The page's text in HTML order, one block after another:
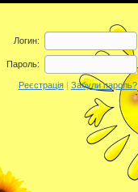
Логин:
Пароль:
Реєстрація| Забули пароль?